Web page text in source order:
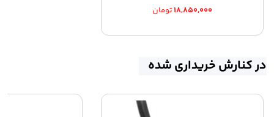
۱۸,۸۵۰,۰۰۰تومان
در کنارش خریداری شده